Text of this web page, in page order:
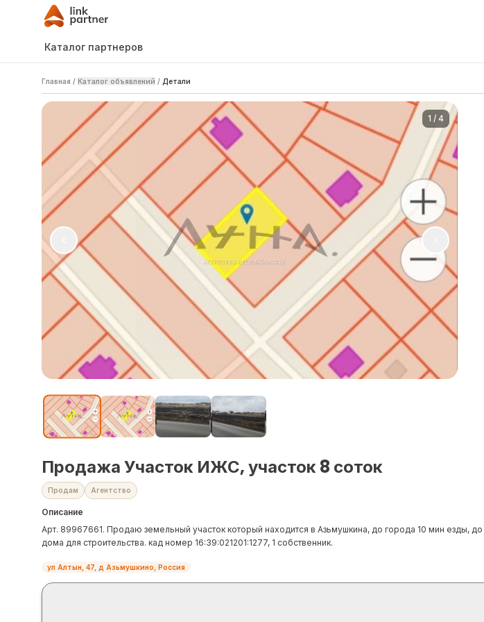
Каталог партнеров
Главная / Каталог объявлений / Детали
1 / 4
Продажа Участок ИЖС, участок 8 соток
Продам Агентство
Описание
Арт. 89967661. Продаю земельный участок который находится в Азьмушкина, до города 10 мин езды,
дома для строительства. кад номер 16:39:021201:1277, 1 собственник.
ул Алтын, 47, д Азьмушкино, Россия